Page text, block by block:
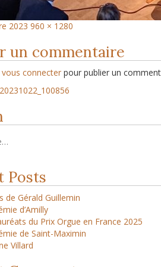
2023 960 × 1280
un commentaire
vous connecter pour publier un
20231022_100856
Posts
de Gérald Guillemin
d’Amilly
du Prix Orgue en France 2025
de Saint-Maximin
Villard